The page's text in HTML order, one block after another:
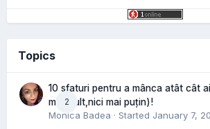
Topics
2
10 sfaturi pentru a mânca atât cât
mai mult,nici mai puțin)!
Monica Badea · Started January 7,